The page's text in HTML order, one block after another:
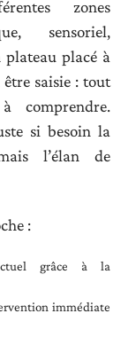
zones
sensoriel,
placé à
saisie : tout
comprendre.
si besoin la
l’élan de
:
grâce à la
immédiate